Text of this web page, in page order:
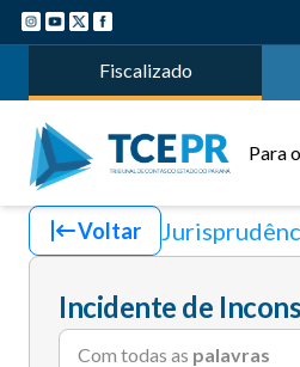
Fiscalizado
Para
Voltar
Incidente de
Com todas as palavras